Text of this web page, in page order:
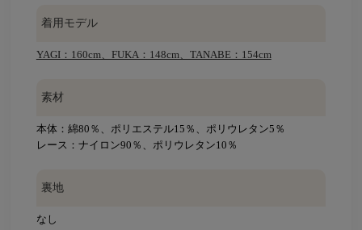
着用モデル
YAGI：160cm、FUKA：148cm、TANABE：154cm
素材
本体：綿80％、ポリエステル15％、ポリウレタン5％
レース：ナイロン90％、ポリウレタン10％
裏地
なし